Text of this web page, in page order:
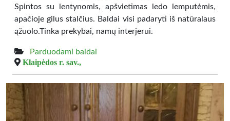
Spintos su lentynomis, apšvietimas ledo lemputėmis,
apačioje gilus stalčius. Baldai visi padaryti iš natūralaus
ąžuolo.Tinka prekybai, namų interjerui.
Parduodami baldai
Klaipėdos r. sav.,